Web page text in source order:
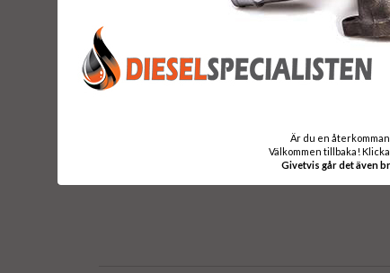
Alla våra NOX Sensorer finns inte i
Är du en
Välkommen tillbaka!
Givetvis går det även